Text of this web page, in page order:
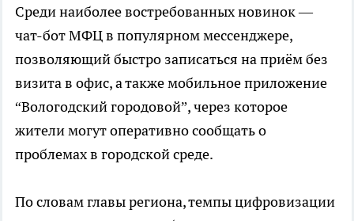
Среди наиболее востребованных новинок —
чат-бот МФЦ в популярном мессенджере,
позволяющий быстро записаться на приём без
визита в офис, а также мобильное приложение
“Вологодский городовой”, через которое
жители могут оперативно сообщать о
проблемах в городской среде.
По словам главы региона, темпы цифровизации